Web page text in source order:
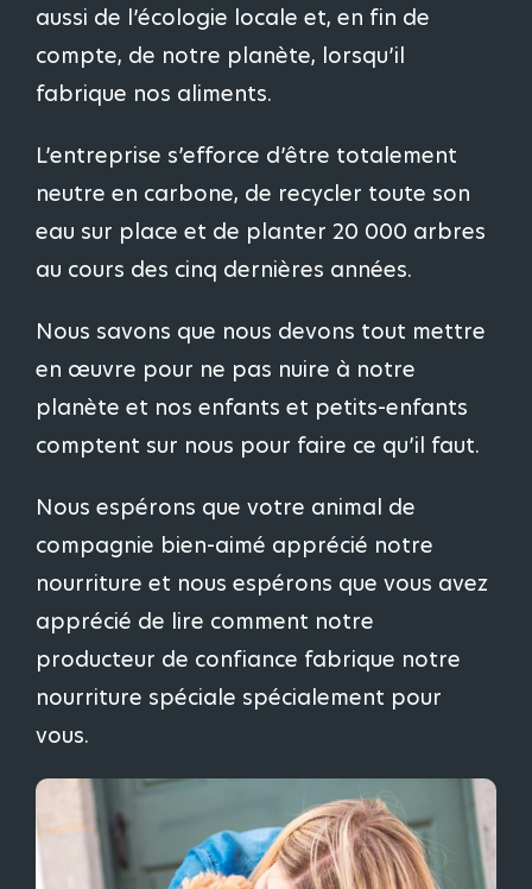
aussi de l’écologie locale et, en fin de
compte, de notre planète, lorsqu’il
fabrique nos aliments.
L’entreprise s’efforce d’être totalement
neutre en carbone, de recycler toute son
eau sur place et de planter 20 000 arbres
au cours des cinq dernières années.
Nous savons que nous devons tout mettre
en œuvre pour ne pas nuire à notre
planète et nos enfants et petits-enfants
comptent sur nous pour faire ce qu’il faut.
Nous espérons que votre animal de
compagnie bien-aimé apprécié notre
nourriture et nous espérons que vous avez
apprécié de lire comment notre
producteur de confiance fabrique notre
nourriture spéciale spécialement pour
vous.